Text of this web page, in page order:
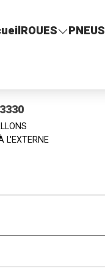
ROUES PNEUS
L'EXTERNE